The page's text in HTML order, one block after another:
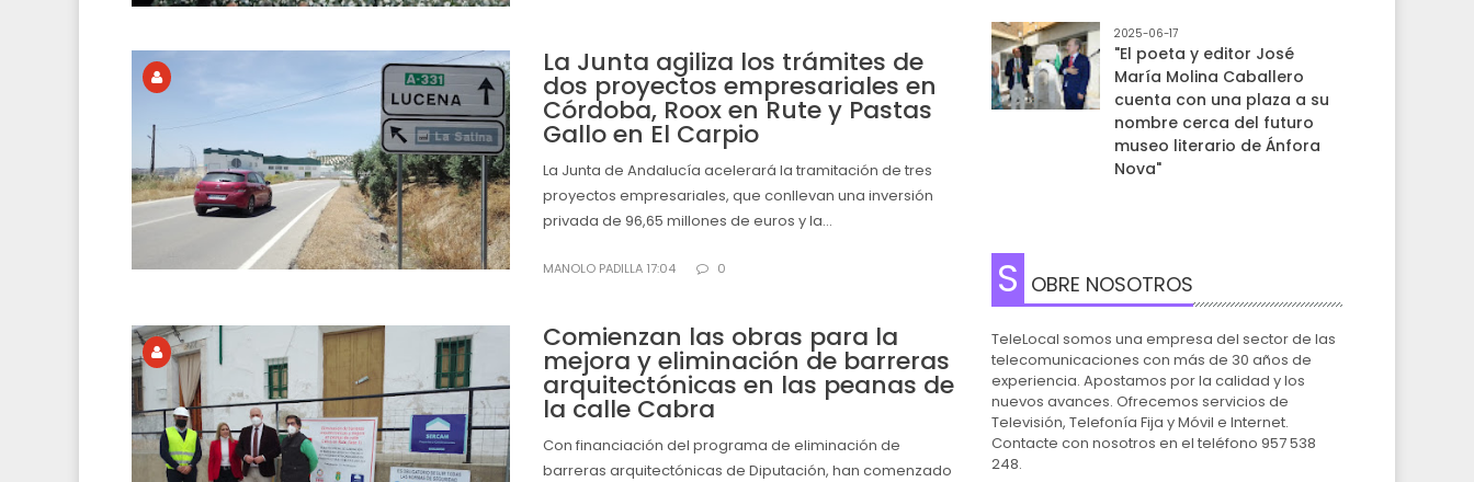
La Junta agiliza los trámites de
dos proyectos empresariales en
Córdoba, Roox en Rute y Pastas
Gallo en El Carpio
La Junta de Andalucía acelerará la tramitación de tres
proyectos empresariales, que conllevan una inversión
privada de 96,65 millones de euros y la...
MANOLO PADILLA 17:04 0
Comienzan las obras para la
mejora y eliminación de barreras
arquitectónicas en las peanas de
la calle Cabra
Con financiación del programa de eliminación de
barreras arquitectónicas de Diputación, han comenzado
2025-06-17
"El poeta y editor José
María Molina Caballero
cuenta con una plaza a su
nombre cerca del futuro
museo literario de Ánfora
Nova"
S OBRE NOSOTROS
TeleLocal somos una empresa del sector de las
telecomunicaciones con más de 30 años de
experiencia. Apostamos por la calidad y los
nuevos avances. Ofrecemos servicios de
Televisión, Telefonía Fija y Móvil e Internet.
Contacte con nosotros en el teléfono 957 538
248.